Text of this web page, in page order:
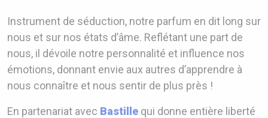
Instrument de séduction, notre parfum en dit long sur
nous et sur nos états d’âme. Reflétant une part de
nous, il dévoile notre personnalité et influence nos
émotions, donnant envie aux autres d’apprendre à
nous connaître et nous sentir de plus près !
En partenariat avec Bastille qui donne entière liberté